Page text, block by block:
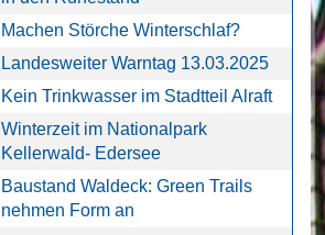
Machen Störche Winterschlaf?
Landesweiter Warntag 13.03.2025
Kein Trinkwasser im Stadtteil Alraft
Winterzeit im Nationalpark
Kellerwald- Edersee
Baustand Waldeck: Green Trails
nehmen Form an